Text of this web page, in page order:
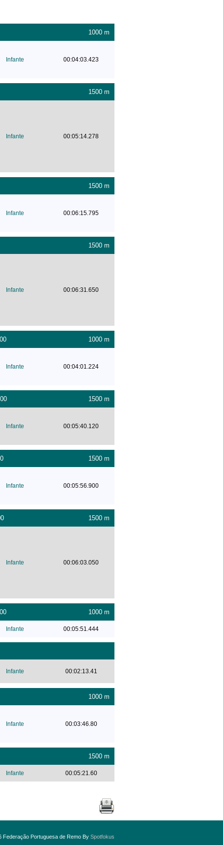
1000 m
Infante 00:04:03.423
1500 m
Infante 00:05:14.278
1500 m
Infante 00:06:15.795
1500 m
Infante 00:06:31.650
1000 m
Infante 00:04:01.224
1500 m
Infante 00:05:40.120
1500 m
Infante 00:05:56.900
1500 m
Infante 00:06:03.050
1000 m
Infante 00:05:51.444
Infante 00:02:13.41
1000 m
Infante 00:03:46.80
1500 m
Infante 00:05:21.60
Portuguesa de Remo By Spotfokus